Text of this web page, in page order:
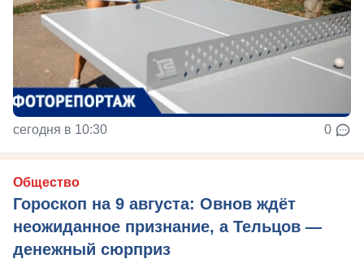
сегодня в 10:30 0
Общество
Гороскоп на 9 августа: Овнов ждёт
неожиданное признание, а Тельцов —
денежный сюрприз